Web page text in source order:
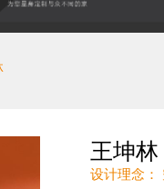
王坤林
设计理念：